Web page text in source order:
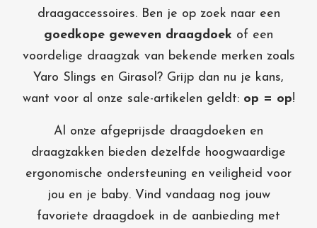
draagaccessoires. Ben je op zoek naar een
goedkope geweven draagdoek of een
voordelige draagzak van bekende merken zoals
Yaro Slings en Girasol? Grijp dan nu je kans,
want voor al onze sale-artikelen geldt: op = op!
Al onze afgeprijsde draagdoeken en
draagzakken bieden dezelfde hoogwaardige
ergonomische ondersteuning en veiligheid voor
jou en je baby. Vind vandaag nog jouw
favoriete draagdoek in de aanbieding met